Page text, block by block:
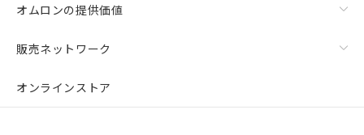
オムロンの提供価値
販売ネットワーク
オンラインストア